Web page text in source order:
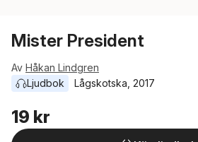
Mister President
Av Håkan Lindgren
Ljudbok
Lågskotska 2017
19 kr